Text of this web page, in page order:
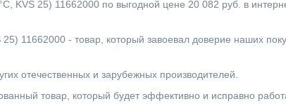
25) 11662000 по выгодной цене 20 082 руб. в
- товар, который завоевал доверие наших
отечественных и зарубежных производителей.
товар, который будет эффективно и исправно